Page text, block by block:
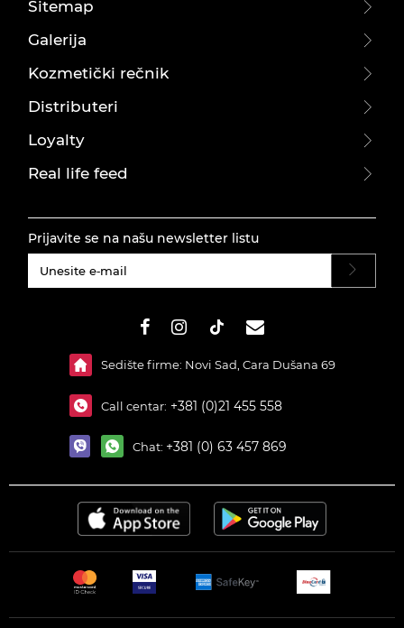
Sitemap
Galerija
Kozmetički rečnik
Distributeri
Loyalty
Real life feed
Prijavite se na našu newsletter listu
Sedište firme: Novi Sad, Cara Dušana 69
Call centar: +381 (0)21 455 558
Chat: +381 (0) 63 457 869